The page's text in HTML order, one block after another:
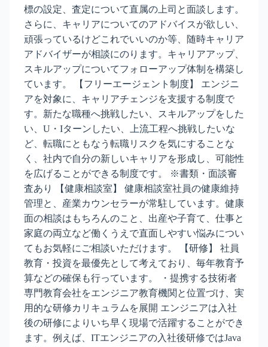
標の設定、査定について直属の上司と面談します。
さらに、キャリアについてのアドバイスが欲しい、
頑張っているけどこれでいいのか等、随時キャリア
アドバイザーが相談にのります。キャリアアップ、
スキルアップについてフォローアップ体制を構築し
ています。 【フリーエージェント制度】 エンジニ
アを対象に、キャリアチェンジを支援する制度で
す。新たな職種へ挑戦したい、スキルアップをした
い、U・Iターンしたい、上流工程へ挑戦したいな
ど、転職にともなう転職リスクを気にすることな
く、社内で自分の新しいキャリアを形成し、可能性
を広げることができる制度です。 ※書類・面談審
査あり 【健康相談室】 健康相談室社員の健康維持
管理と、産業カウンセラーが常駐しています。健康
面の相談はもちろんのこと、出産や子育て、仕事と
家庭の両立など働くうえで直面しやすい悩みについ
てもお気軽にご相談いただけます。 【研修】 社員
教育・投資を最優先として考えており、毎年教育予
算などの確保も行っています。 ・提携する技術者
専門教育会社をエンジニア教育機関と位置づけ、実
用的な研修カリキュラムを展開 エンジニアは入社
後の研修によりいち早く現場で活躍することができ
ます。例えば、ITエンジニアの入社後研修ではJava